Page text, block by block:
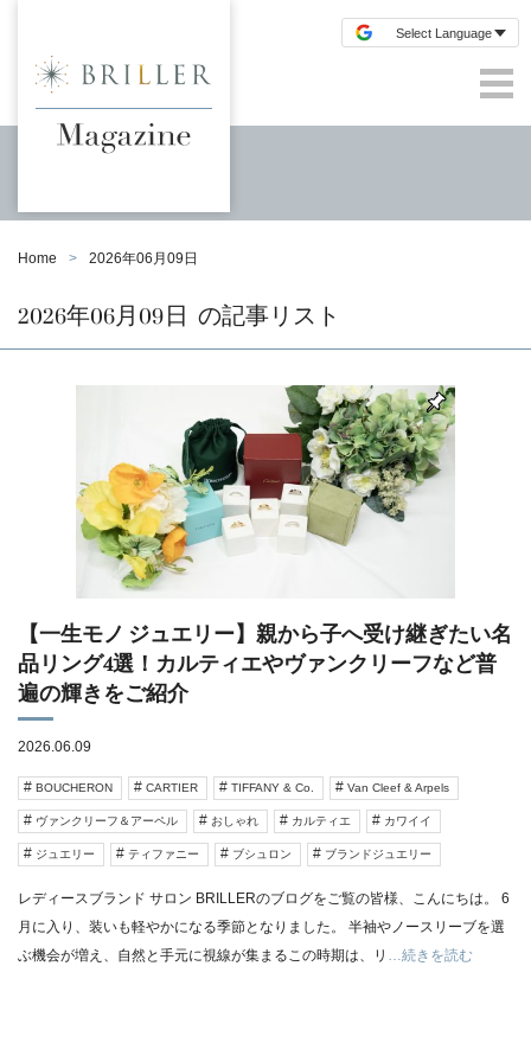
Home 2026年06月09日
2026年06月09日 の記事リスト
【一生モノ ジュエリー】親から子へ受け継ぎたい名
品リング4選！カルティエやヴァンクリーフなど普
遍の輝きをご紹介
2026.06.09
BOUCHERON CARTIER TIFFANY & Co. Van Cleef & Arpels
ヴァンクリーフ＆アーペル おしゃれ カルティエ カワイイ
ジュエリー ティファニー ブシュロン ブランドジュエリー
レディースブランド サロン BRILLERのブログをご覧の皆様、こんにちは。 6
月に入り、装いも軽やかになる季節となりました。 半袖やノースリーブを選
ぶ機会が増え、自然と手元に視線が集まるこの時期は、リ …続きを読む